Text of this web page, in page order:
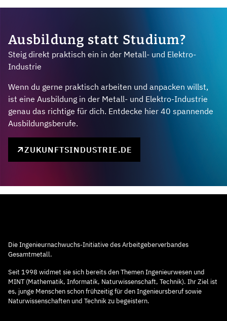
Ausbildung statt Studium?
Steig direkt praktisch ein in der Metall- und Elektro-
Industrie
Wenn du gerne praktisch arbeiten und anpacken willst,
ist eine Ausbildung in der Metall- und Elektro-Industrie
genau das richtige für dich. Entdecke hier 40 spannende
Ausbildungsberufe.
ZUKUNFTSINDUSTRIE.DE
Die Ingenieurnachwuchs-Initiative des Arbeitgeberverbandes
Gesamtmetall.
Seit 1998 widmet sie sich bereits den Themen Ingenieurwesen und
MINT (Mathematik, Informatik, Naturwissenschaft, Technik). Ihr Ziel ist
es, junge Menschen schon frühzeitig für den Ingenieursberuf sowie
Naturwissenschaften und Technik zu begeistern.